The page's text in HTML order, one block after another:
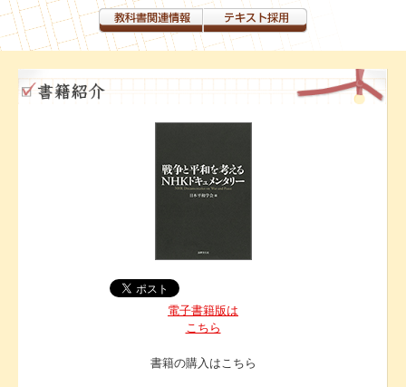
電子書籍版は
こちら
書籍の購入はこちら